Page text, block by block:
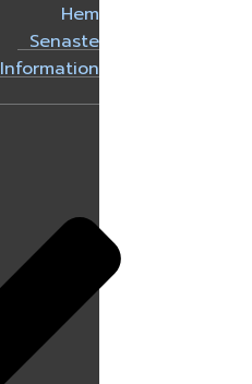
Hem
Senaste
Information